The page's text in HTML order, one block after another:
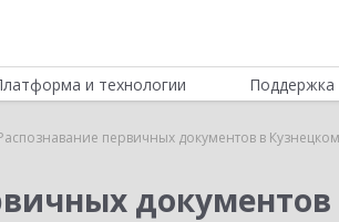
и технологии Поддержка
первичных документов в Кузнецком
документов